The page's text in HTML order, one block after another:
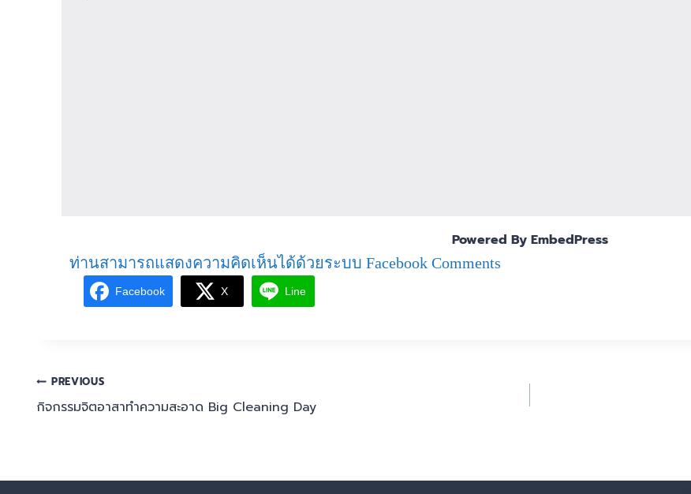
Powered By EmbedPress
ท่านสามารถแสดงความคิดเห็นได้ด้วยระบบ Facebook Comments
Facebook X Line
PREVIOUS
กิจกรรมจิตอาสาทำความสะอาด Big Cleaning Day